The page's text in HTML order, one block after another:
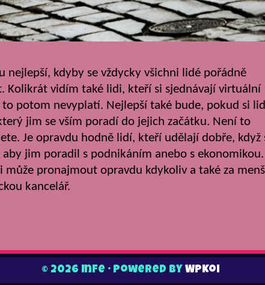
nejlepší, kdyby se vždycky všichni lidé pořádně
Kolikrát vidím také lidi, kteří si sjednávají virtuální
potom nevyplatí. Nejlepší také bude, pokud si
jim se vším poradí do jejich začátku. Není to
Je opravdu hodně lidí, kteří udělají dobře, když
jim poradil s podnikáním anebo s ekonomikou.
může pronajmout opravdu kdykoliv a také za
kancelář.
© 2026 Infe • Powered by WPKoi